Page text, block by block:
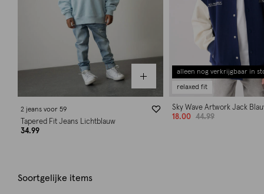
2 jeans voor 59
Tapered Fit Jeans Lichtblauw
34.99
alleen nog verkrijgbaar in
relaxed fit
Sky Wave Artwork Jack
18.00
44.99
Soortgelijke items